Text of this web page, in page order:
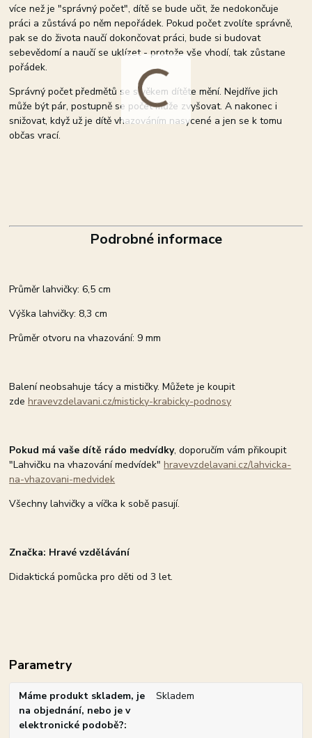
více než je "správný počet", dítě se bude učit, že nedokončuje
práci a zůstává po něm nepořádek. Pokud počet zvolíte správně,
pak se do života naučí dokončovat práci, bude si budovat
sebevědomí a naučí se uklízet - protože vše vhodí, tak zůstane
pořádek.
Správný počet předmětů se s věkem dítěte mění. Nejdříve jich
může být pár, postupně se počet může zvyšovat. A nakonec i
snižovat, když už je dítě vhazováním nasycené a jen se k tomu
občas vrací.
Podrobné informace
Průměr lahvičky: 6,5 cm
Výška lahvičky: 8,3 cm
Průměr otvoru na vhazování: 9 mm
Balení neobsahuje tácy a mističky. Můžete je koupit
zdehravevzdelavani.cz/misticky-krabicky-podnosy
Pokud má vaše dítě rádo medvídky, doporučím vám přikoupit
"Lahvičku na vhazování medvídek"hravevzdelavani.cz/lahvicka-
na-vhazovani-medvidek
Všechny lahvičky a víčka k sobě pasují.
Značka: Hravé vzdělávání
Didaktická pomůcka pro děti od 3 let.
Parametry
Máme produkt skladem, je
na objednání, nebo je v
elektronické podobě?
Skladem